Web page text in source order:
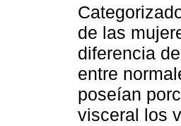
de las
diferencia
entre
poseían
visceral los